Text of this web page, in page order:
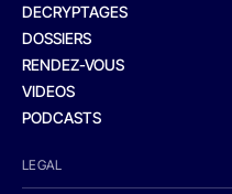
DECRYPTAGES
DOSSIERS
RENDEZ-VOUS
VIDEOS
PODCASTS
LEGAL